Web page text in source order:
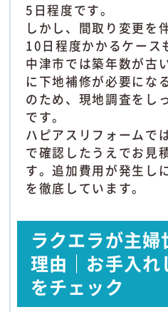
5日程度です。
しかし、間取り変更を
10日程度かかるケース
中津市では築年数が古
に下地補修が必要にな
のため、現地調査をし
です。
ハピアスリフォームで
で確認したうえでお見
す。追加費用が発生し
を徹底しています。
ラクエラが主
理由｜お手入
をチェック